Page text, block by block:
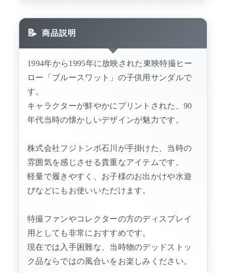
商品説明
1994年から1995年に放映された東映特撮ヒー
ロー「ブルースワット」の子供用サンダルで
す。
キャラクターが鮮やかにプリントされた、90
年代当時の懐かしいデザインが魅力です。
株式会社フジトンボ石川が手掛けた、当時の
雰囲気を感じさせる貴重なアイテムです。
軽量で履きやすく、お子様のお出かけや水遊
びなどにもお使いいただけます。
特撮ファンやコレクターの方のディスプレイ
用としても非常におすすめです。
現在では入手困難な、当時物のデッドストッ
ク品ならではの風合いをお楽しみください。